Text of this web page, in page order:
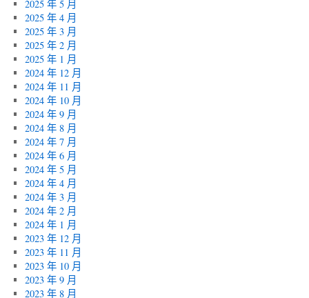
2025 年 5 月
2025 年 4 月
2025 年 3 月
2025 年 2 月
2025 年 1 月
2024 年 12 月
2024 年 11 月
2024 年 10 月
2024 年 9 月
2024 年 8 月
2024 年 7 月
2024 年 6 月
2024 年 5 月
2024 年 4 月
2024 年 3 月
2024 年 2 月
2024 年 1 月
2023 年 12 月
2023 年 11 月
2023 年 10 月
2023 年 9 月
2023 年 8 月